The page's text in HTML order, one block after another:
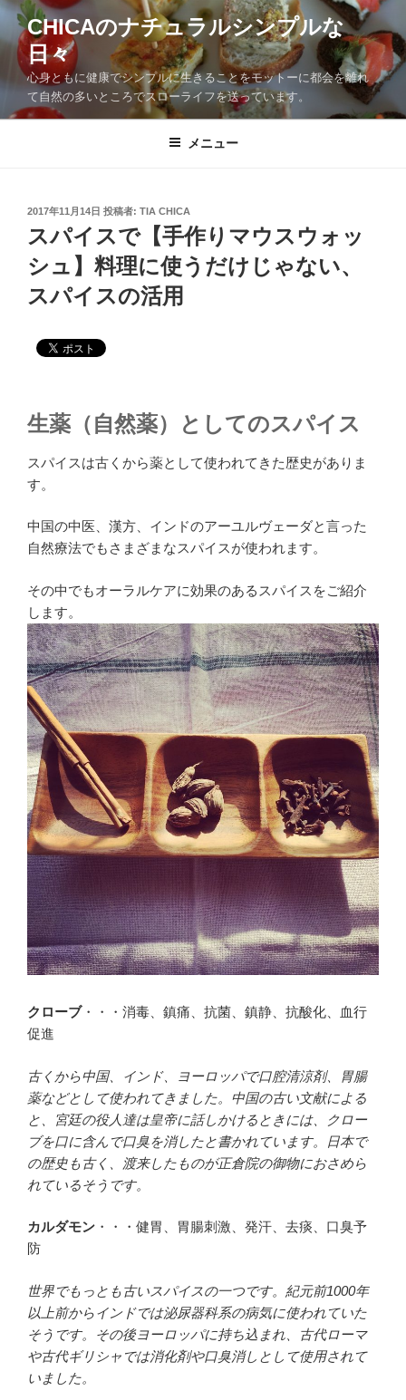
CHICAのナチュラルシンプルな
日々
心身ともに健康でシンプルに生きることをモットーに都会を離れ
て自然の多いところでスローライフを送っています。
メニュー
2017年11月14日 投稿者: TIA CHICA
スパイスで【手作りマウスウォッ
シュ】料理に使うだけじゃない、
スパイスの活用
生薬（自然薬）としてのスパイス
スパイスは古くから薬として使われてきた歴史がありま
す。
中国の中医、漢方、インドのアーユルヴェーダと言った
自然療法でもさまざまなスパイスが使われます。
その中でもオーラルケアに効果のあるスパイスをご紹介
します。
クローブ・・・消毒、鎮痛、抗菌、鎮静、抗酸化、血行
促進
古くから中国、インド、ヨーロッパで口腔清涼剤、胃腸
薬などとして使われてきました。中国の古い文献による
と、宮廷の役人達は皇帝に話しかけるときには、クロー
ブを口に含んで口臭を消したと書かれています。日本で
の歴史も古く、渡来したものが正倉院の御物におさめら
れているそうです。
カルダモン ・・・健胃、胃腸刺激、発汗、去痰、口臭予
防
世界でもっとも古いスパイスの一つです。紀元前1000年
以上前からインドでは泌尿器科系の病気に使われていた
そうです。その後ヨーロッパに持ち込まれ、古代ローマ
や古代ギリシャでは消化剤や口臭消しとして使用されて
いました。